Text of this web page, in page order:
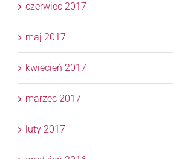
czerwiec 2017
maj 2017
kwiecień 2017
marzec 2017
luty 2017